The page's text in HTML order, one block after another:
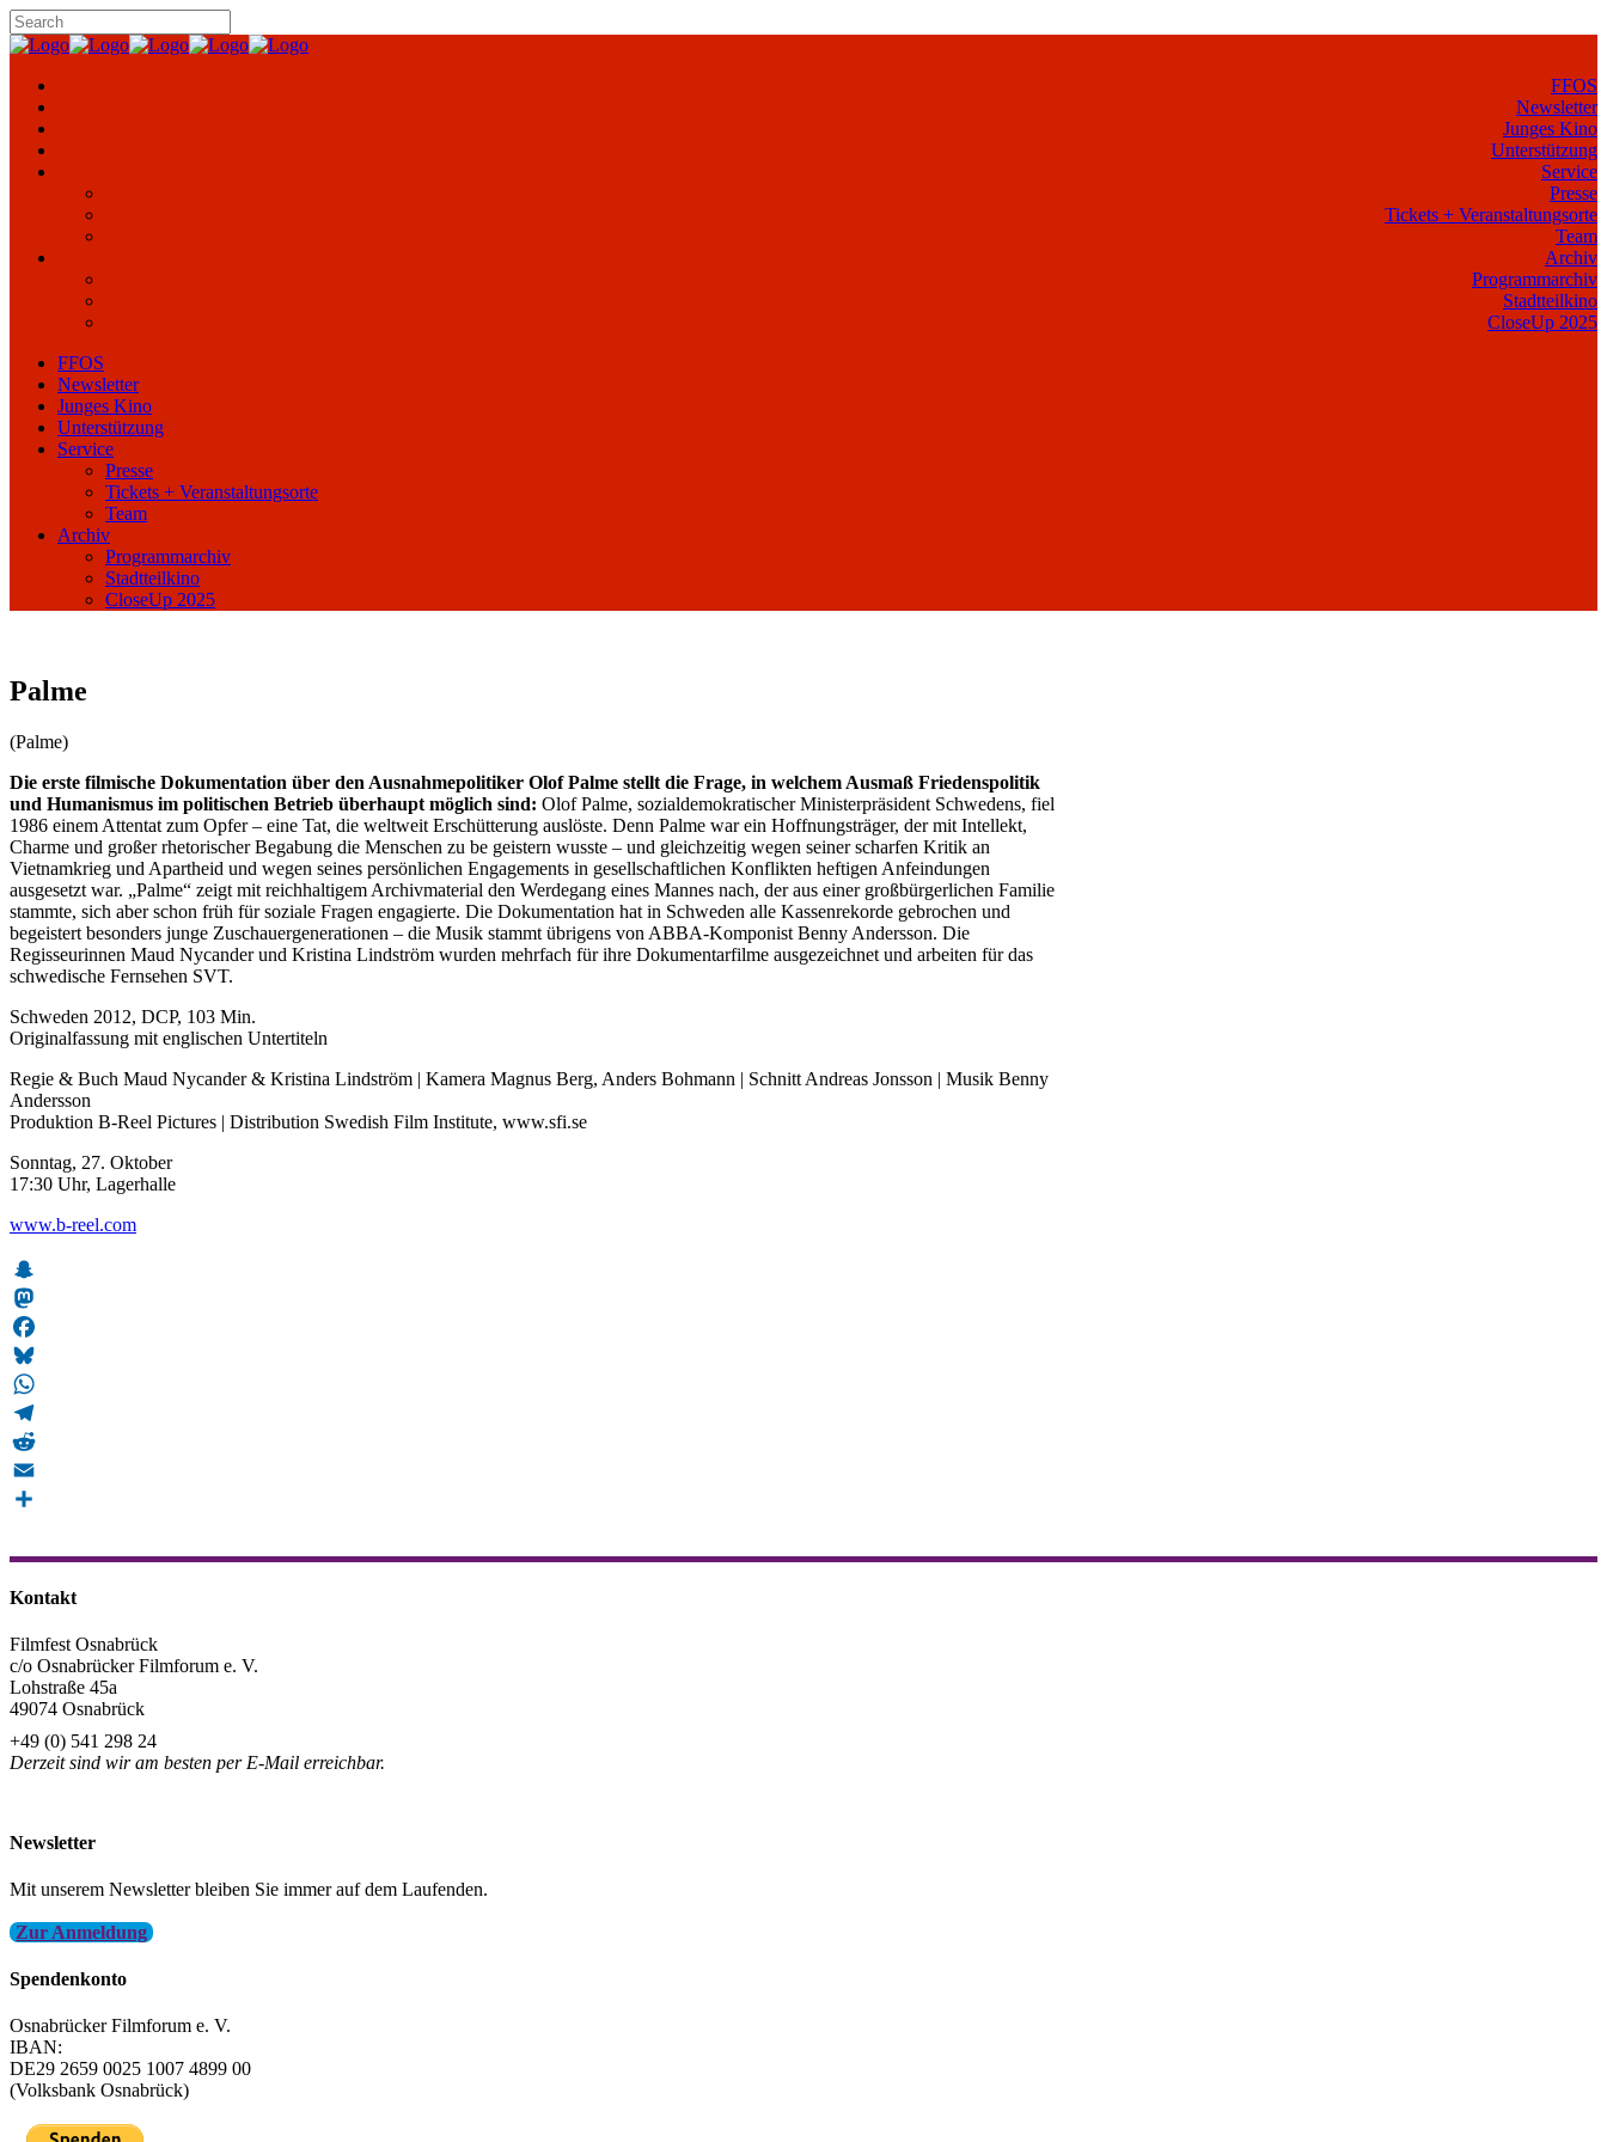
FFOS
Newsletter
Junges Kino
Unterstützung
Service
Presse
Tickets + Veranstaltungsorte
Team
Archiv
Programmarchiv
Stadtteilkino
CloseUp 2025
FFOS
Newsletter
Junges Kino
Unterstützung
Service
Presse
Tickets + Veranstaltungsorte
Team
Archiv
Programmarchiv
Stadtteilkino
CloseUp 2025
Palme
(Palme)
Die erste filmische Dokumentation über den Ausnahmepolitiker Olof Palme stellt die Frage, in welchem Ausmaß Friedenspolitik
und Humanismus im politischen Betrieb überhaupt möglich sind: Olof Palme, sozialdemokratischer Ministerpräsident Schwedens, fiel
1986 einem Attentat zum Opfer – eine Tat, die weltweit Erschütterung auslöste. Denn Palme war ein Hoffnungsträger, der mit Intellekt,
Charme und großer rhetorischer Begabung die Menschen zu be geistern wusste – und gleichzeitig wegen seiner scharfen Kritik an
Vietnamkrieg und Apartheid und wegen seines persönlichen Engagements in gesellschaftlichen Konflikten heftigen Anfeindungen
ausgesetzt war. „Palme“ zeigt mit reichhaltigem Archivmaterial den Werdegang eines Mannes nach, der aus einer großbürgerlichen Familie
stammte, sich aber schon früh für soziale Fragen engagierte. Die Dokumentation hat in Schweden alle Kassenrekorde gebrochen und
begeistert besonders junge Zuschauergenerationen – die Musik stammt übrigens von ABBA-Komponist Benny Andersson. Die
Regisseurinnen Maud Nycander und Kristina Lindström wurden mehrfach für ihre Dokumentarfilme ausgezeichnet und arbeiten für das
schwedische Fernsehen SVT.
Schweden 2012, DCP, 103 Min.
Originalfassung mit englischen Untertiteln
Regie & Buch Maud Nycander & Kristina Lindström | Kamera Magnus Berg, Anders Bohmann | Schnitt Andreas Jonsson | Musik Benny
Andersson
Produktion B-Reel Pictures | Distribution Swedish Film Institute, www.sfi.se
Sonntag, 27. Oktober
17:30 Uhr, Lagerhalle
www.b-reel.com
Snapchat
Mastodon
Facebook
Bluesky
WhatsApp
Telegram
Reddit
Email
Kontakt
Filmfest Osnabrück
c/o Osnabrücker Filmforum e. V.
Lohstraße 45a
49074 Osnabrück
+49 (0) 541 298 24
Derzeit sind wir am besten per E-Mail erreichbar.
Newsletter
Mit unserem Newsletter bleiben Sie immer auf dem Laufenden.
Zur Anmeldung
Spendenkonto
Osnabrücker Filmforum e. V.
IBAN:
DE29 2659 0025 1007 4899 00
(Volksbank Osnabrück)